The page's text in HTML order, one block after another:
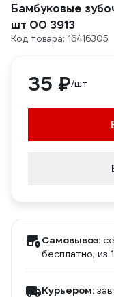
Бамбуковые
шт 00 3913
Код товара: 16416305
35 ₽/шт
Самовывоз:
бесплатно, из
Курьером: